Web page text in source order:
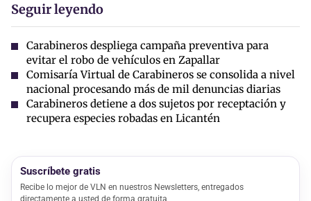
Seguir leyendo
Carabineros despliega campaña preventiva para
evitar el robo de vehículos en Zapallar
Comisaría Virtual de Carabineros se consolida a nivel
nacional procesando más de mil denuncias diarias
Carabineros detiene a dos sujetos por receptación y
recupera especies robadas en Licantén
Suscríbete gratis
Recibe lo mejor de VLN en nuestros Newsletters, entregados
directamente a usted de forma gratuita